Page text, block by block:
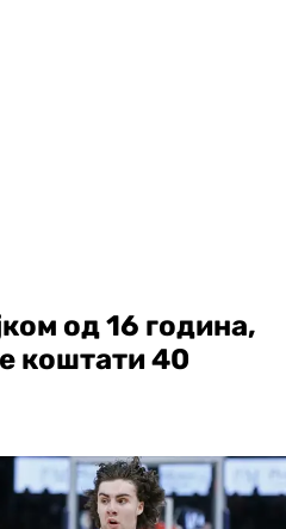
од 16 година,
коштати 40